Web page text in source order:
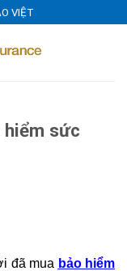
VIỆT
hiểm sức
đã mua bảo hiểm